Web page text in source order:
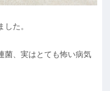
た。
菌、実はとても怖い病気